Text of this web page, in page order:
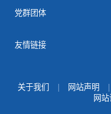
党群团体
友情链接
关于我们 网站声明
网站